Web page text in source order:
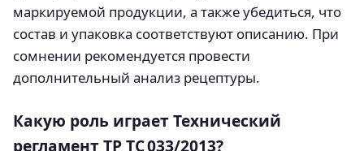
маркируемой продукции, а также убедиться, что
состав и упаковка соответствуют описанию. При
сомнении рекомендуется провести
дополнительный анализ рецептуры.
Какую роль играет Технический
регламент ТР ТС 033/2013?